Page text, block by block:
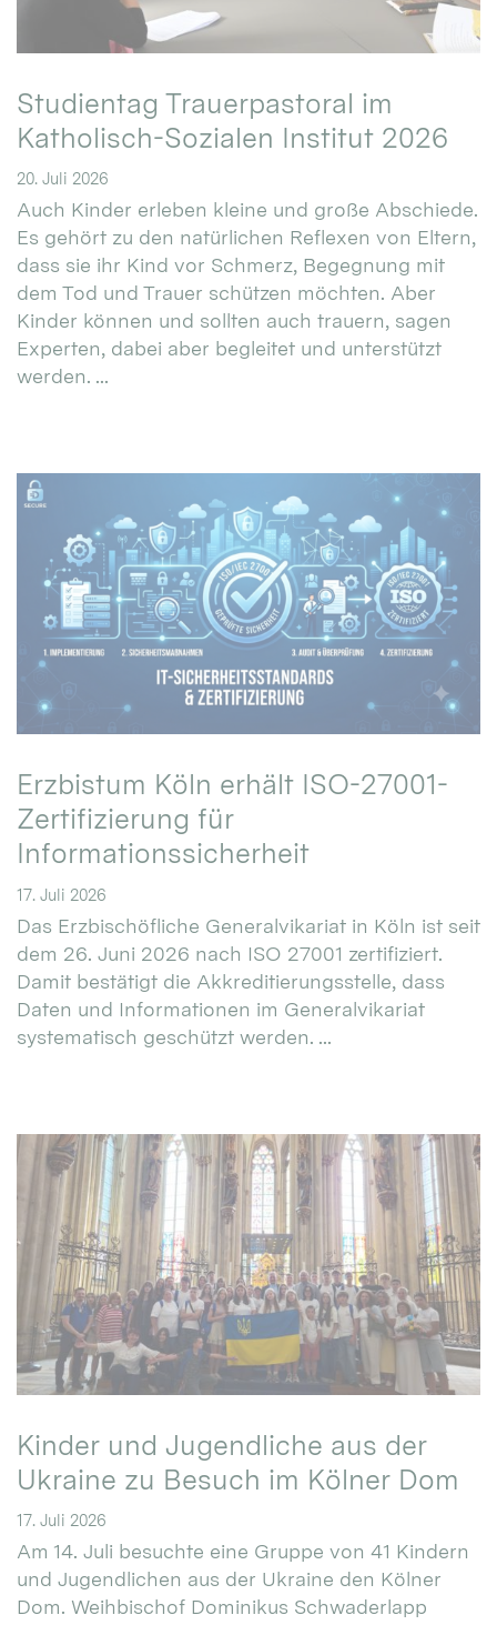
Studientag Trauerpastoral im
Katholisch-Sozialen Institut 2026
20. Juli 2026
Auch Kinder erleben kleine und große Abschiede.
Es gehört zu den natürlichen Reflexen von Eltern,
dass sie ihr Kind vor Schmerz, Begegnung mit
dem Tod und Trauer schützen möchten. Aber
Kinder können und sollten auch trauern, sagen
Experten, dabei aber begleitet und unterstützt
werden. ...
Erzbistum Köln erhält ISO-27001-
Zertifizierung für
Informationssicherheit
17. Juli 2026
Das Erzbischöfliche Generalvikariat in Köln ist seit
dem 26. Juni 2026 nach ISO 27001 zertifiziert.
Damit bestätigt die Akkreditierungsstelle, dass
Daten und Informationen im Generalvikariat
systematisch geschützt werden. ...
Kinder und Jugendliche aus der
Ukraine zu Besuch im Kölner Dom
17. Juli 2026
Am 14. Juli besuchte eine Gruppe von 41 Kindern
und Jugendlichen aus der Ukraine den Kölner
Dom. Weihbischof Dominikus Schwaderlapp